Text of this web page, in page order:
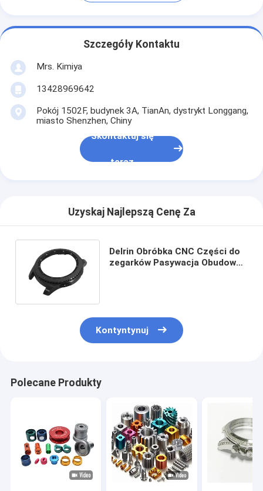
Szczegóły Kontaktu
Mrs. Kimiya
13428969642
Pokój 1502F, budynek 3A, TianAn, dystrykt Longgang,
miasto Shenzhen, Chiny
Skontaktuj się
teraz
Uzyskaj Najlepszą Cenę Za
Delrin Obróbka CNC Części do
zegarków Pasywacja Obudowa
Kontyntynuj
Polecane Produkty